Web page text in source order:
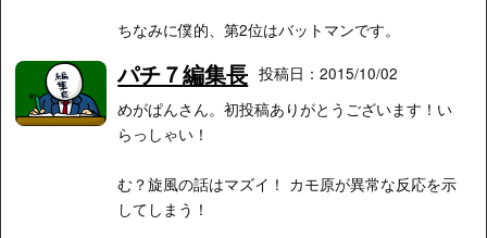
ちなみに僕的、第2位はバットマンです。
パチ７編集長 投稿日：2015/10/02
めがぱんさん。初投稿ありがとうございます！い
らっしゃい！
む？旋風の話はマズイ！ カモ原が異常な反応を示
してしまう！